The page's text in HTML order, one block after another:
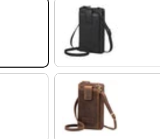
negro
soria - marrón